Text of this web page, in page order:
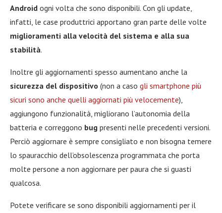
Android ogni volta che sono disponibili. Con gli update,
infatti, le case produttrici apportano gran parte delle volte
miglioramenti alla velocità del sistema e alla sua
stabilità.
Inoltre gli aggiornamenti spesso aumentano anche la
sicurezza del dispositivo (non a caso gli smartphone più
sicuri sono anche quelli aggiornati più velocemente),
aggiungono funzionalità, migliorano l’autonomia della
batteria e correggono bug presenti nelle precedenti versioni.
Perciò aggiornare è sempre consigliato e non bisogna temere
lo spauracchio dell’obsolescenza programmata che porta
molte persone a non aggiornare per paura che si guasti
qualcosa.
Potete verificare se sono disponibili aggiornamenti per il